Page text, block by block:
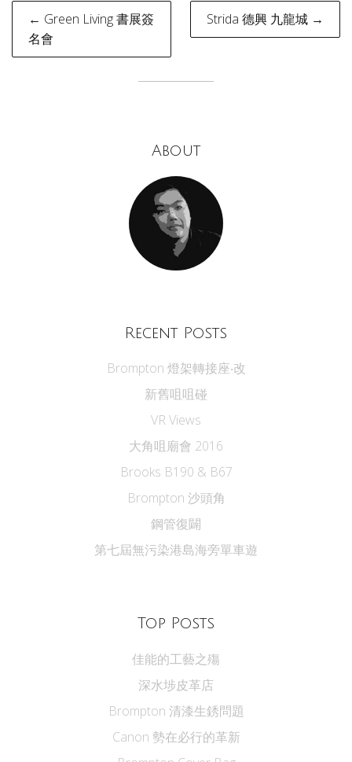
Post
navigation
← Green Living 書展簽
名會
Strida 德興 九龍城 →
About
Recent Posts
Brompton 燈架轉接座‧改
新舊咀咀碰
VR Views
大角咀廟會 2016
Brooks B190 & B67
Brompton 沙頭角
鋼管復闢
第七屆無污染港島海旁單車遊
Top Posts
佳能的工藝之殤
深水埗皮革店
Brompton 清漆生銹問題
Canon 勢在必行的革新